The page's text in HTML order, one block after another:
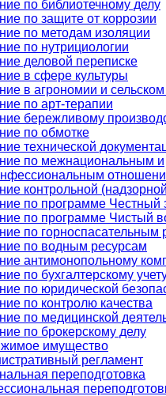
по библиотечному делу
по защите от коррозии
по методам изоляции
по нутрициологии
деловой переписке
в сфере культуры
в агрономии и сельском
по арт-терапии
бережливому
по обмотке
технической
по межнациональным и
контрольной
по программе Честный
по программе Чистый
по горноспасательным
по водным ресурсам
антимонопольному
по бухгалтерскому
по юридической
по контролю качества
по медицинской
по брокерскому делу
имущество
регламент
переподготовка